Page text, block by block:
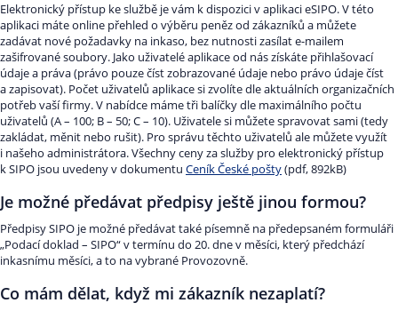
Elektronický přístup ke službě je vám k dispozici v aplikaci eSIPO. V této
aplikaci máte online přehled o výběru peněz od zákazníků a můžete
zadávat nové požadavky na inkaso, bez nutnosti zasílat e-mailem
zašifrované soubory. Jako uživatelé aplikace od nás získáte přihlašovací
údaje a práva (právo pouze číst zobrazované údaje nebo právo údaje číst
a zapisovat). Počet uživatelů aplikace si zvolíte dle aktuálních organizačních
potřeb vaší firmy. V nabídce máme tři balíčky dle maximálního počtu
uživatelů (A – 100; B – 50; C – 10). Uživatele si můžete spravovat sami (tedy
zakládat, měnit nebo rušit). Pro správu těchto uživatelů ale můžete využít
i našeho administrátora. Všechny ceny za služby pro elektronický přístup
k SIPO jsou uvedeny v dokumentu Ceník České pošty(pdf, 892kB)
Je možné předávat předpisy ještě jinou formou?
Předpisy SIPO je možné předávat také písemně na předepsaném formuláři
„Podací doklad – SIPO“ v termínu do 20. dne v měsíci, který předchází
inkasnímu měsíci, a to na vybrané Provozovně.
Co mám dělat, když mi zákazník nezaplatí?